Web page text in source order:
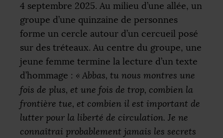
4 septembre 2025. Au milieu d’une allée, un
groupe d’une quinzaine de personnes
forme un cercle autour d’un cercueil posé
sur des tréteaux. Au centre du groupe, une
jeune femme termine la lecture d’un texte
d’hommage : « Abbas, tu nous montres une
fois de plus, et une fois de trop, combien la
frontière tue, et combien il est important de
lutter pour la liberté de circulation. Je ne
connaîtrai probablement jamais les secrets